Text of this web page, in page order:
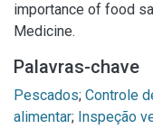
importance of food
Medicine.
Palavras-chave
Pescados; Controle
alimentar; Inspeção